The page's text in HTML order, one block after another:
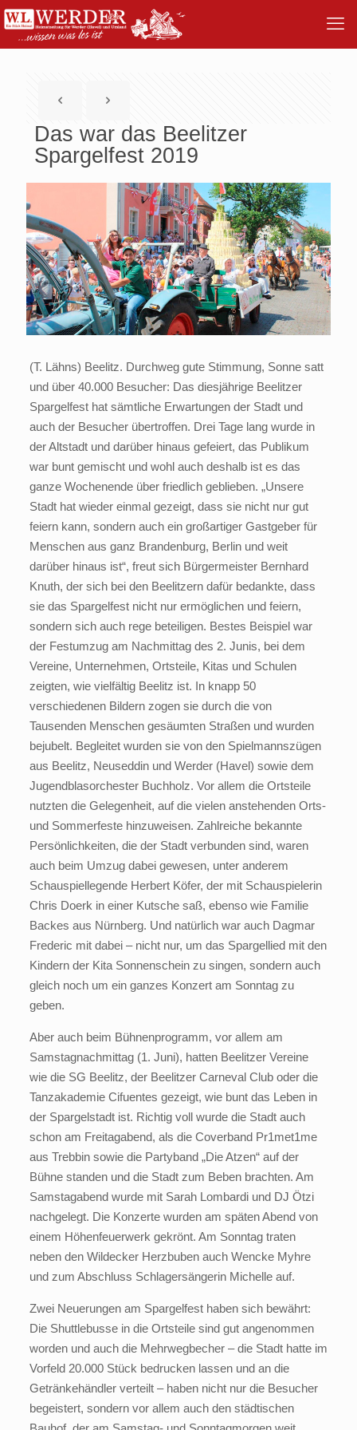
Das war das Beelitzer
Spargelfest 2019
(T. Lähns) Beelitz. Durchweg gute Stimmung, Sonne satt
und über 40.000 Besucher: Das diesjährige Beelitzer
Spargelfest hat sämtliche Erwartungen der Stadt und
auch der Besucher übertroffen. Drei Tage lang wurde in
der Altstadt und darüber hinaus gefeiert, das Publikum
war bunt gemischt und wohl auch deshalb ist es das
ganze Wochenende über friedlich geblieben. „Unsere
Stadt hat wieder einmal gezeigt, dass sie nicht nur gut
feiern kann, sondern auch ein großartiger Gastgeber für
Menschen aus ganz Brandenburg, Berlin und weit
darüber hinaus ist“, freut sich Bürgermeister Bernhard
Knuth, der sich bei den Beelitzern dafür bedankte, dass
sie das Spargelfest nicht nur ermöglichen und feiern,
sondern sich auch rege beteiligen. Bestes Beispiel war
der Festumzug am Nachmittag des 2. Junis, bei dem
Vereine, Unternehmen, Ortsteile, Kitas und Schulen
zeigten, wie vielfältig Beelitz ist. In knapp 50
verschiedenen Bildern zogen sie durch die von
Tausenden Menschen gesäumten Straßen und wurden
bejubelt. Begleitet wurden sie von den Spielmannszügen
aus Beelitz, Neuseddin und Werder (Havel) sowie dem
Jugendblasorchester Buchholz. Vor allem die Ortsteile
nutzten die Gelegenheit, auf die vielen anstehenden Orts-
und Sommerfeste hinzuweisen. Zahlreiche bekannte
Persönlichkeiten, die der Stadt verbunden sind, waren
auch beim Umzug dabei gewesen, unter anderem
Schauspiellegende Herbert Köfer, der mit Schauspielerin
Chris Doerk in einer Kutsche saß, ebenso wie Familie
Backes aus Nürnberg. Und natürlich war auch Dagmar
Frederic mit dabei – nicht nur, um das Spargellied mit den
Kindern der Kita Sonnenschein zu singen, sondern auch
gleich noch um ein ganzes Konzert am Sonntag zu
geben.
Aber auch beim Bühnenprogramm, vor allem am
Samstagnachmittag (1. Juni), hatten Beelitzer Vereine
wie die SG Beelitz, der Beelitzer Carneval Club oder die
Tanzakademie Cifuentes gezeigt, wie bunt das Leben in
der Spargelstadt ist. Richtig voll wurde die Stadt auch
schon am Freitagabend, als die Coverband Pr1met1me
aus Trebbin sowie die Partyband „Die Atzen“ auf der
Bühne standen und die Stadt zum Beben brachten. Am
Samstagabend wurde mit Sarah Lombardi und DJ Ötzi
nachgelegt. Die Konzerte wurden am späten Abend von
einem Höhenfeuerwerk gekrönt. Am Sonntag traten
neben den Wildecker Herzbuben auch Wencke Myhre
und zum Abschluss Schlagersängerin Michelle auf.
Zwei Neuerungen am Spargelfest haben sich bewährt:
Die Shuttlebusse in die Ortsteile sind gut angenommen
worden und auch die Mehrwegbecher – die Stadt hatte im
Vorfeld 20.000 Stück bedrucken lassen und an die
Getränkehändler verteilt – haben nicht nur die Besucher
begeistert, sondern vor allem auch den städtischen